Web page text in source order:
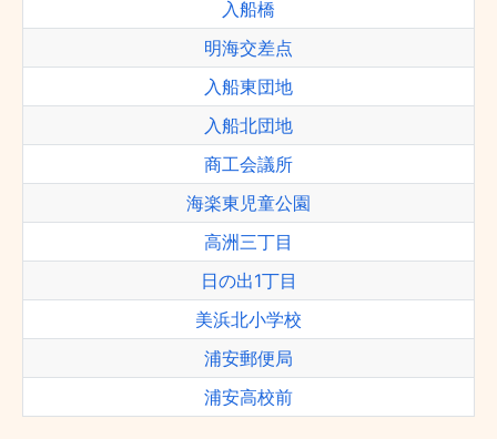
入船橋
明海交差点
入船東団地
入船北団地
商工会議所
海楽東児童公園
高洲三丁目
日の出1丁目
美浜北小学校
浦安郵便局
浦安高校前